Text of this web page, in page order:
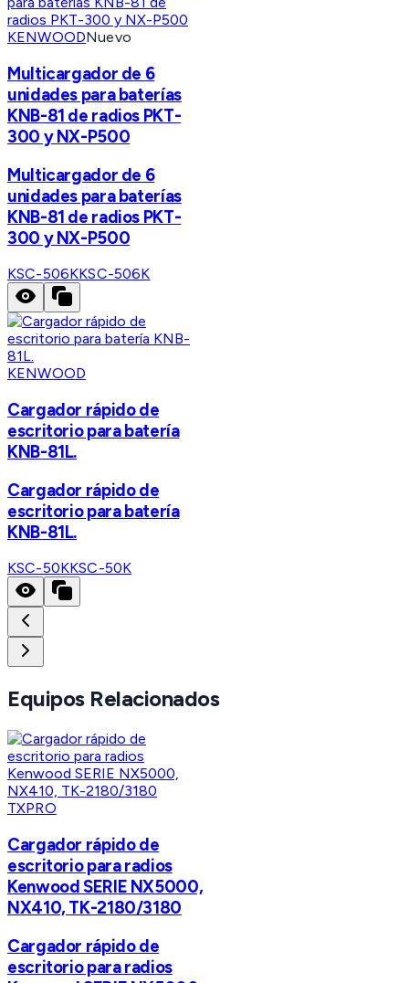
KENWOODNuevo
Multicargador de 6
unidades para baterías
KNB-81 de radios PKT-
300 y NX-P500
Multicargador de 6
unidades para baterías
KNB-81 de radios PKT-
300 y NX-P500
KSC-506KKSC-506K
KENWOOD
Cargador rápido de
escritorio para batería
KNB-81L.
Cargador rápido de
escritorio para batería
KNB-81L.
KSC-50KKSC-50K
Equipos Relacionados
TXPRO
Cargador rápido de
escritorio para radios
Kenwood SERIE NX5000,
NX410, TK-2180/3180
Cargador rápido de
escritorio para radios